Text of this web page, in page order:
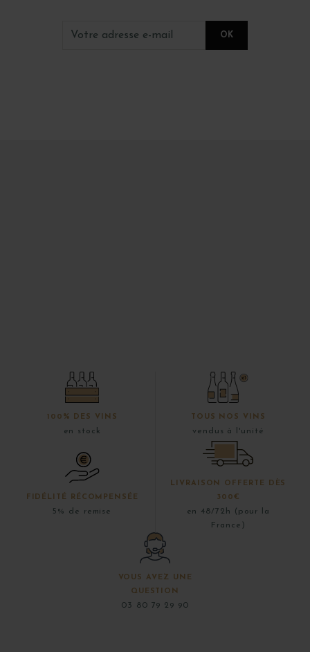
100% DES VINS
en stock
TOUS NOS VINS
vendus à l'unité
FIDÉLITÉ RÉCOMPENSÉE
5% de remise
LIVRAISON OFFERTE DÈS
300€
en 48/72h (pour la
France)
VOUS AVEZ UNE
QUESTION
03 80 79 29 90